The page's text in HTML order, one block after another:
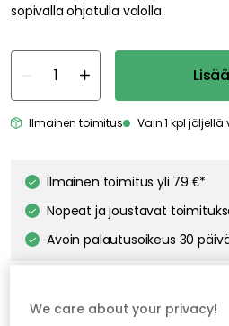
sopivalla ohjatulla valolla.
Ilmainen toimitus Vain 1 kpl
Ilmainen toimitus yli 79 €*
Nopeat ja joustavat
Avoin palautusoikeus 30
We care about your privacy!